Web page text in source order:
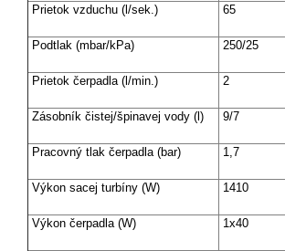
Prietok vzduchu (l/sek.) 65
Podtlak (mbar/kPa) 250/25
Prietok čerpadla (l/min.) 2
Zásobník čistej/špinavej vody (l) 9/7
Pracovný tlak čerpadla (bar) 1,7
Výkon sacej turbíny (W) 1410
Výkon čerpadla (W) 1x40